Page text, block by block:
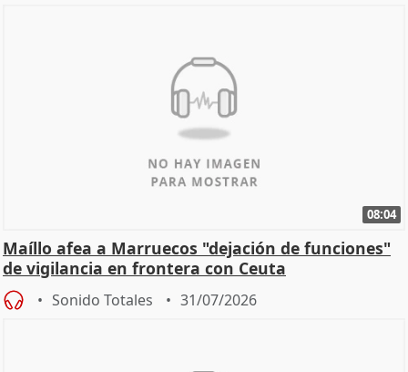
08:04
Maíllo afea a Marruecos "dejación de funciones"
de vigilancia en frontera con Ceuta
Sonido Totales 31/07/2026